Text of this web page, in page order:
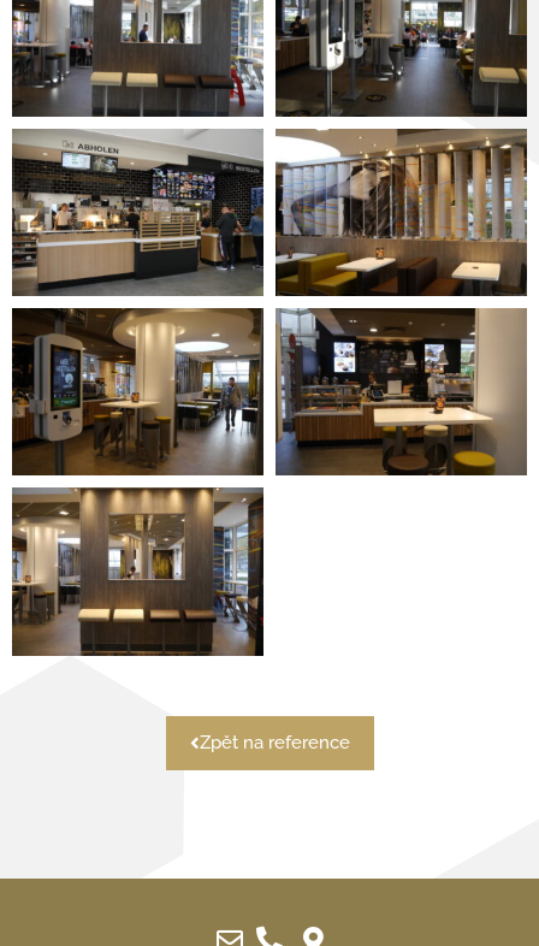
Zpět na reference